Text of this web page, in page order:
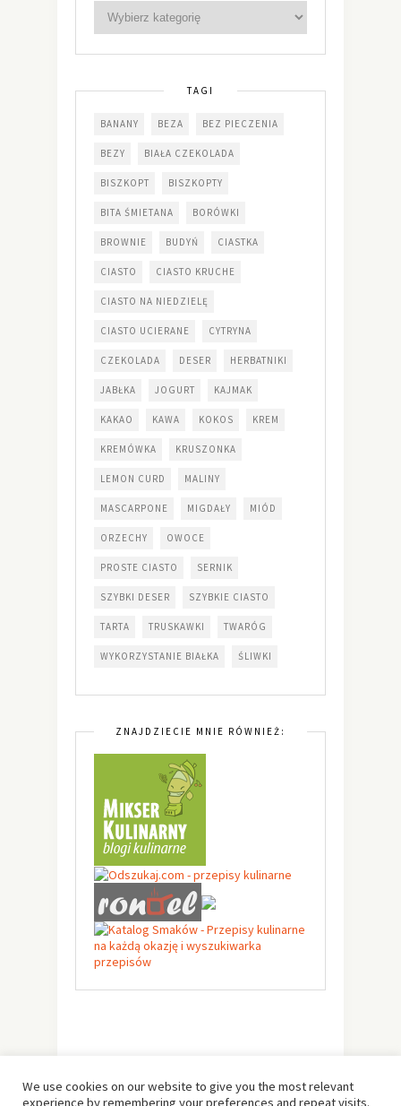
TAGI
BANANY BEZA BEZ PIECZENIA
BEZY BIAŁA CZEKOLADA
BISZKOPT BISZKOPTY
BITA ŚMIETANA BORÓWKI
BROWNIE BUDYŃ CIASTKA
CIASTO CIASTO KRUCHE
CIASTO NA NIEDZIELĘ
CIASTO UCIERANE CYTRYNA
CZEKOLADA DESER HERBATNIKI
JABŁKA JOGURT KAJMAK
KAKAO KAWA KOKOS KREM
KREMÓWKA KRUSZONKA
LEMON CURD MALINY
MASCARPONE MIGDAŁY MIÓD
ORZECHY OWOCE
PROSTE CIASTO SERNIK
SZYBKI DESER SZYBKIE CIASTO
TARTA TRUSKAWKI TWARÓG
WYKORZYSTANIE BIAŁKA ŚLIWKI
ZNAJDZIECIE MNIE RÓWNIEŻ:
We use cookies on our website to give you the most relevant
experience by remembering your preferences and repeat visits.